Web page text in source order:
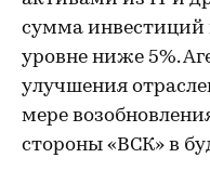
сумма инвестиций
уровне ниже 5%.
улучшения
мере
стороны «ВСК» в